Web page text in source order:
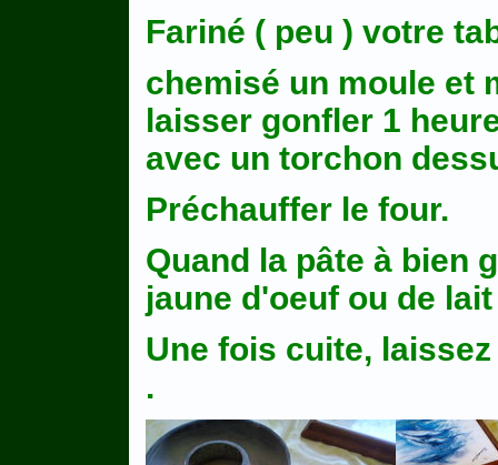
Fariné ( peu ) votre
chemisé un moule et
laisser gonfler 1
avec un torchon
Préchauffer le four.
Quand la pâte à bien
jaune d'oeuf ou de
Une fois cuite,
.